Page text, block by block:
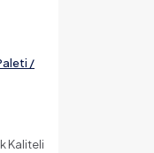
/
Kaliteli